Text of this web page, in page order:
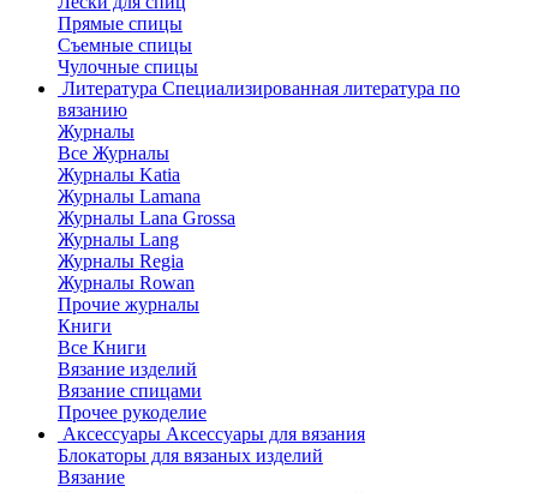
Прямые спицы
Съемные спицы
Чулочные спицы
Литература Специализированная литература по
вязанию
Журналы
Все Журналы
Журналы Katia
Журналы Lamana
Журналы Lana Grossa
Журналы Lang
Журналы Regia
Журналы Rowan
Прочие журналы
Книги
Все Книги
Вязание изделий
Вязание спицами
Прочее рукоделие
Аксессуары Аксессуары для вязания
Блокаторы для вязаных изделий
Вязание